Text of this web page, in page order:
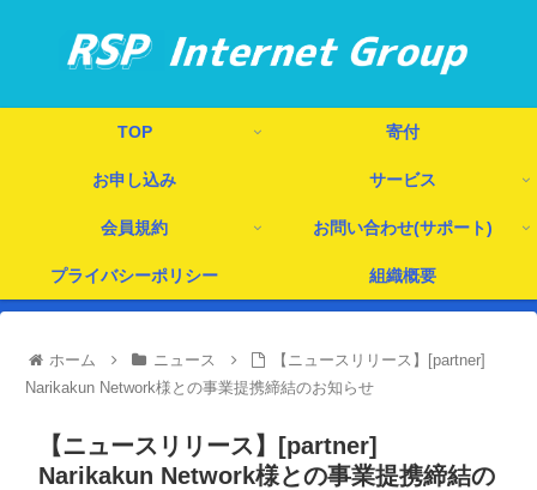
TOP 寄付
お申し込み サービス
会員規約 お問い合わせ(サポート)
プライバシーポリシー 組織概要
ホーム ニュース
【ニュースリリース】[partner]
Narikakun Network様との事業提携締結のお知らせ
【ニュースリリース】[partner]
Narikakun Network様との事業提携締結の